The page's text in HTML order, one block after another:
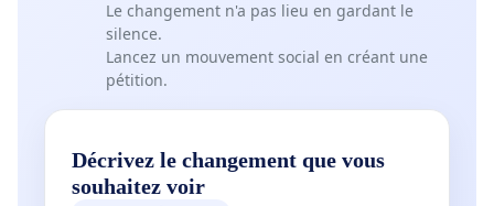
Le changement n'a pas lieu en gardant le
silence.
Lancez un mouvement social en créant une
pétition.
Décrivez le changement que vous
souhaitez voir